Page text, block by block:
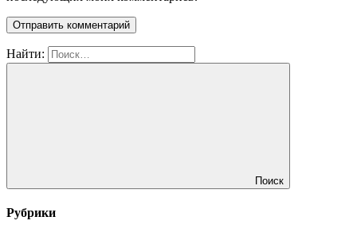
Найти:
Поиск
Рубрики